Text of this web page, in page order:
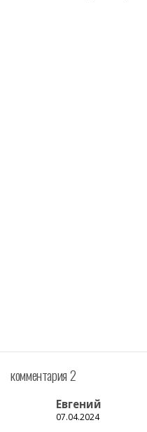
комментария 2
Евгений
07.04.2024